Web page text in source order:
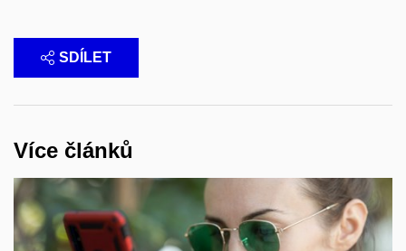
SDÍLET
Více článků